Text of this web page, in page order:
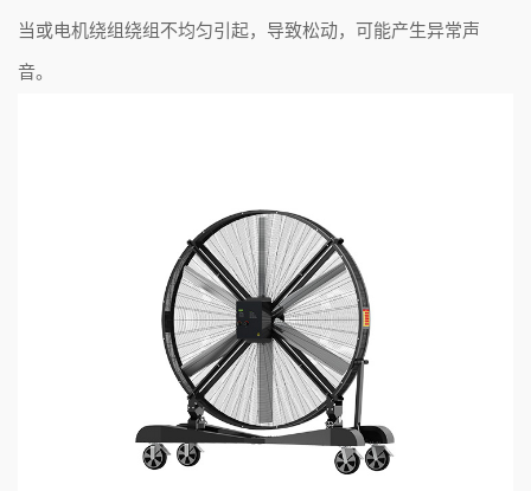
当或电机绕组绕组不均匀引起，导致松动，可能产生异常声
音。